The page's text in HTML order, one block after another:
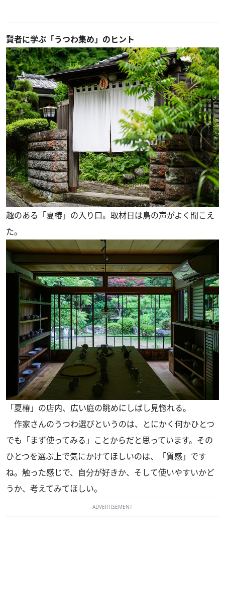
賢者に学ぶ「うつわ集め」のヒント
趣のある「夏椿」の入り口。取材日は鳥の声がよく聞こえ
た。
「夏椿」の店内、広い庭の眺めにしばし見惚れる。
作家さんのうつわ選びというのは、とにかく何かひとつ
でも「まず使ってみる」ことからだと思っています。その
ひとつを選ぶ上で気にかけてほしいのは、「質感」です
ね。触った感じで、自分が好きか、そして使いやすいかど
うか、考えてみてほしい。
ADVERTISEMENT